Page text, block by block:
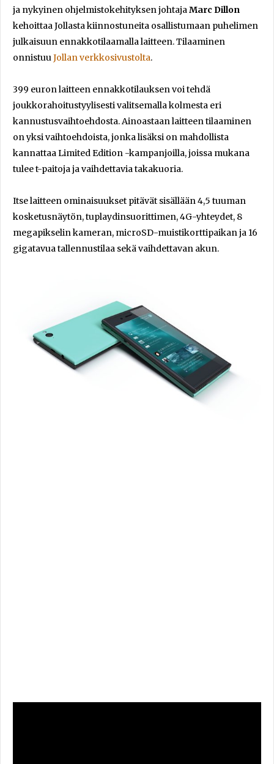
ja nykyinen ohjelmistokehityksen johtaja Marc Dillon
kehoittaa Jollasta kiinnostuneita osallistumaan puhelimen
julkaisuun ennakkotilaamalla laitteen. Tilaaminen
onnistuu Jollan verkkosivustolta.
399 euron laitteen ennakkotilauksen voi tehdä
joukkorahoitustyylisesti valitsemalla kolmesta eri
kannustusvaihtoehdosta. Ainoastaan laitteen tilaaminen
on yksi vaihtoehdoista, jonka lisäksi on mahdollista
kannattaa Limited Edition -kampanjoilla, joissa mukana
tulee t-paitoja ja vaihdettavia takakuoria.
Itse laitteen ominaisuukset pitävät sisällään 4,5 tuuman
kosketusnäytön, tuplaydinsuorittimen, 4G-yhteydet, 8
megapikselin kameran, microSD-muistikorttipaikan ja 16
gigatavua tallennustilaa sekä vaihdettavan akun.